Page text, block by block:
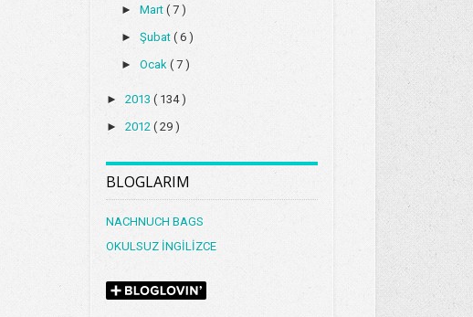
► Mart ( 7 )
► Şubat ( 6 )
► Ocak ( 7 )
►2013( 134 )
►2012( 29 )
BLOGLARIM
NACHNUCH BAGS
OKULSUZ İNGİLİZCE